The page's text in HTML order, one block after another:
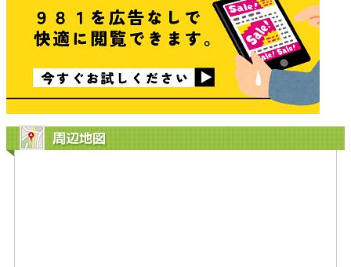
周辺地図